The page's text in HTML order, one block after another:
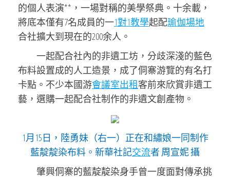
的個人表演**，一場對稱的美學祭典。十余載，
將底本僅有7名成員的一1對1教學起配瑜伽場地
合社擴大到現在的200余人。
一起配合社內的非遺工坊，分歧深淺的藍色
布料設置成的人工造景，成了侗寨游覽的有名打
卡點。不少本國游會議室出租客前來欣賞非遺工
藝，選購一起配合社制作的非遺文創產物。
1月15日，陸勇妹（右一）正在和繡娘一同制作
藍靛靛染布料。新華社記交流者 周宣妮 攝
肇興侗寨的藍靛靛染身手曾一度面對傳承挑